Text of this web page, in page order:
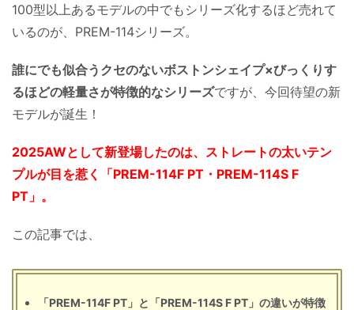
100型以上あるモデルの中でもシリーズ化するほど売れて
いるのが、PREM-114シリーズ。
誰にでも似合うクセのないボストンシェイプ×びっくりす
るほどの軽量さが特徴的なシリーズですが、今回待望の新
モデルが誕生！
2025AWとして新登場したのは、ストレートの太いテン
プルが目を惹く「PREM-114F PT・PREM-114S F
PT」。
この記事では、
「PREM-114F PT」と「PREM-114S F PT」の違いが特徴